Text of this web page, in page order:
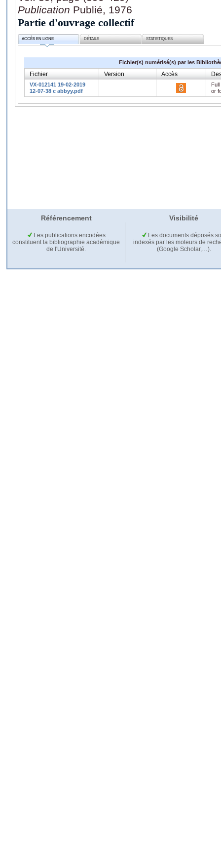
Publication Publié, 1976
Partie d'ouvrage collectif
ACCÈS EN LIGNE DÉTAILS STATISTIQUES
Fichier(s) numérisé(s) par les
Fichier Version Accès
VX-012141 19-02-2019
12-07-38 c abbyy.pdf
or
Référencement Visibilité
Les publications encodées
constituent la bibliographie académique
de l'Université.
Les documents déposés
indexés par les moteurs de
(Google Scholar,…).